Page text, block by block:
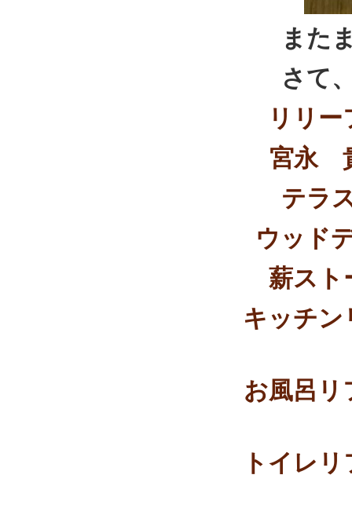
また
さて
リリ
宮永
テラ
ウッド
薪スト
キッチン
お風呂リ
トイレ